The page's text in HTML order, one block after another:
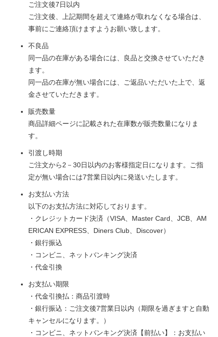
ご注文後7日以内
ご注文後、上記期間を超えて連絡が取れなくなる場合は、
事前にご連絡頂けますようお願い致します。
不良品
同一品の在庫がある場合には、良品と交換させていただき
ます。
同一品の在庫が無い場合には、ご返品いただいた上で、返
金させていただきます。
販売数量
商品詳細ページに記載された在庫数が販売数量になりま
す。
引渡し時期
ご注文から2－30日以内のお客様指定日になります。ご指
定が無い場合には7営業日以内に発送いたします。
お支払い方法
以下のお支払方法に対応しております。
・クレジットカード決済（VISA、Master Card、JCB、AM
ERICAN EXPRESS、Diners Club、Discover）
・銀行振込
・コンビニ、ネットバンキング決済
・代金引換
お支払い期限
・代金引換払：商品引渡時
・銀行振込：ご注文後7営業日以内（期限を過ぎますと自動
キャンセルになります。）
・コンビニ、ネットバンキング決済【前払い】：お支払い